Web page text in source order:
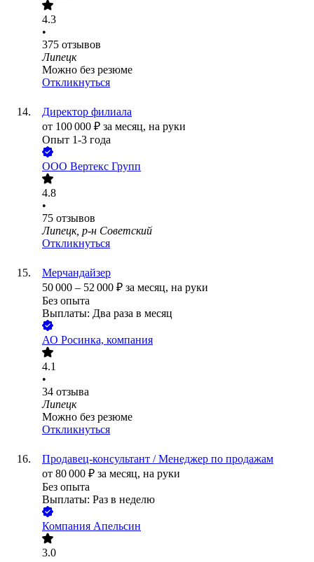
4.3
•
375 отзывов
Липецк
Можно без резюме
Откликнуться
Директор филиала
от 100 000 ₽ за месяц, на руки
Опыт 1-3 года
ООО Вертекс Групп
4.8
•
75 отзывов
Липецк, р-н Советский
Откликнуться
Мерчандайзер
50 000 – 52 000 ₽ за месяц, на руки
Без опыта
Выплаты: Два раза в месяц
АО Росинка, компания
4.1
•
34 отзыва
Липецк
Можно без резюме
Откликнуться
Продавец-консультант / Менеджер по продажам
от 80 000 ₽ за месяц, на руки
Без опыта
Выплаты: Раз в неделю
Компания Апельсин
3.0